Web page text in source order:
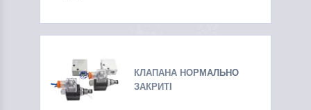
КЛАПАНА НОРМАЛЬНО
ЗАКРИТІ